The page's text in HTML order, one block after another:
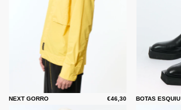
NEXT GORRO €46,30 BOTAS ESQUIU